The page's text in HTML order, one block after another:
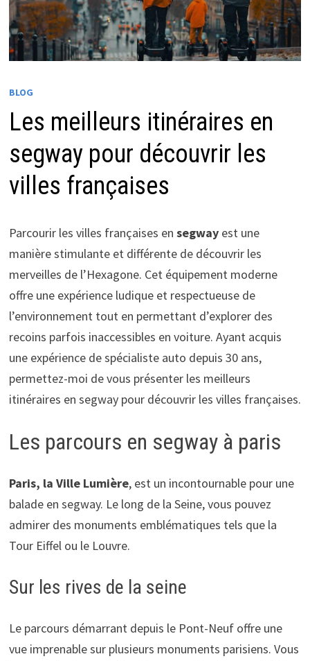
BLOG
Les meilleurs itinéraires en
segway pour découvrir les
villes françaises
Parcourir les villes françaises en segwayest une
manière stimulante et différente de découvrir les
merveilles de l’Hexagone. Cet équipement moderne
offre une expérience ludique et respectueuse de
l’environnement tout en permettant d’explorer des
recoins parfois inaccessibles en voiture. Ayant acquis
une expérience de spécialiste auto depuis 30 ans,
permettez-moi de vous présenter les meilleurs
itinéraires en segway pour découvrir les villes françaises.
Les parcours en segway à paris
Paris, la Ville Lumière, est un incontournable pour une
balade en segway. Le long de la Seine, vous pouvez
admirer des monuments emblématiques tels que la
Tour Eiffel ou le Louvre.
Sur les rives de la seine
Le parcours démarrant depuis le Pont-Neuf offre une
vue imprenable sur plusieurs monuments parisiens. Vous